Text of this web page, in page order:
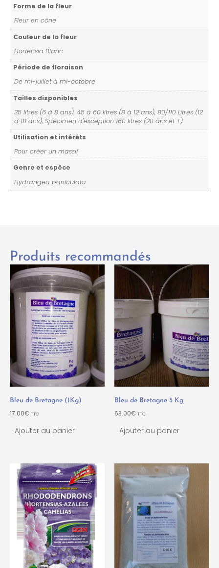
Forme de la fleur
Fleur en cône
Couleur de la fleur
Hortensia Blanc
Période de floraison
De mi-juillet à mi-octobre
Tailles disponibles
35 litres (6 à 8 ans), 45 à 60 litres (8 à 12 ans), 80/110 Litres (12
à 18 ans), Spécimen d'exception 160 litres (20 ans et +)
Utilisation et intérêts
Pour créer un massif
Genre et espèce
Hydrangea paniculata
Produits recommandés
Bleu de Bretagne (1Kg)
17.00€ TTC
Ajouter au panier
Bleu de Bretagne 5 Kg
63.00€ TTC
Ajouter au panier